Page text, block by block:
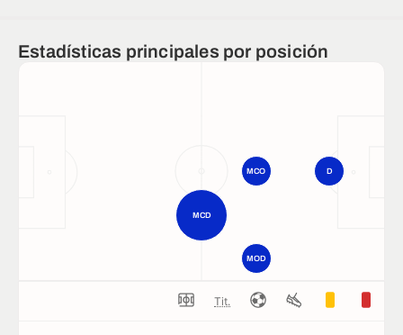
Estadísticas principales por posición
MCD
MCO
MOD
D
Tit.